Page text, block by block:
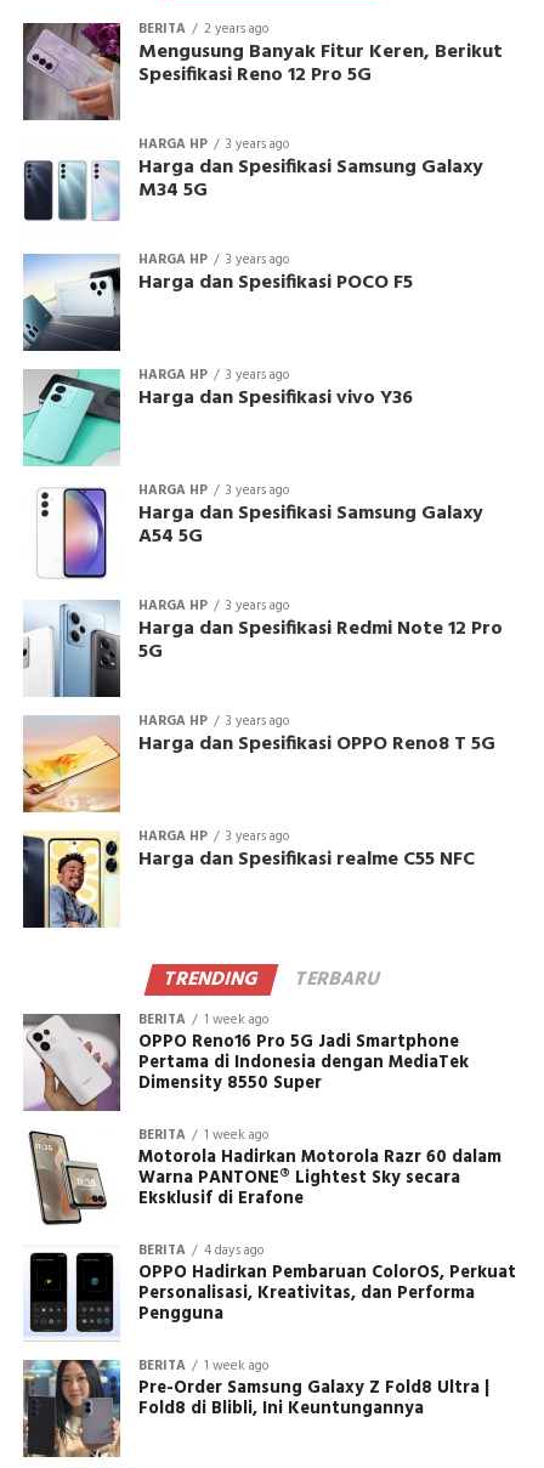
BERITA 2 years ago
Mengusung Banyak Fitur Keren, Berikut
Spesifikasi Reno 12 Pro 5G
HARGA HP 3 years ago
Harga dan Spesifikasi Samsung Galaxy
M34 5G
HARGA HP 3 years ago
Harga dan Spesifikasi POCO F5
HARGA HP 3 years ago
Harga dan Spesifikasi vivo Y36
HARGA HP 3 years ago
Harga dan Spesifikasi Samsung Galaxy
A54 5G
HARGA HP 3 years ago
Harga dan Spesifikasi Redmi Note 12 Pro
5G
HARGA HP 3 years ago
Harga dan Spesifikasi OPPO Reno8 T 5G
HARGA HP 3 years ago
Harga dan Spesifikasi realme C55 NFC
TRENDING TERBARU
BERITA 1 week ago
OPPO Reno16 Pro 5G Jadi Smartphone
Pertama di Indonesia dengan MediaTek
Dimensity 8550 Super
BERITA 1 week ago
Motorola Hadirkan Motorola Razr 60 dalam
Warna PANTONE® Lightest Sky secara
Eksklusif di Erafone
BERITA 4 days ago
OPPO Hadirkan Pembaruan ColorOS, Perkuat
Personalisasi, Kreativitas, dan Performa
Pengguna
BERITA 1 week ago
Pre-Order Samsung Galaxy Z Fold8 Ultra |
Fold8 di Blibli, Ini Keuntungannya